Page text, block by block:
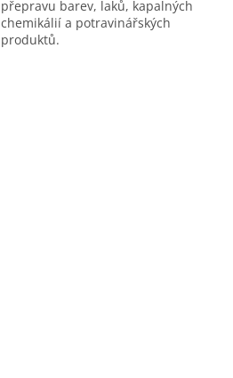
přepravu barev, laků, kapalných
chemikálií a potravinářských
produktů.